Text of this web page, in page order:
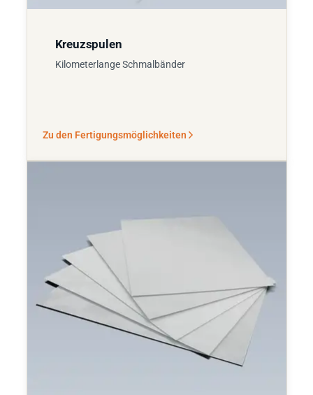
Kreuzspulen
Kilometerlange Schmalbänder
Zu den Fertigungsmöglichkeiten